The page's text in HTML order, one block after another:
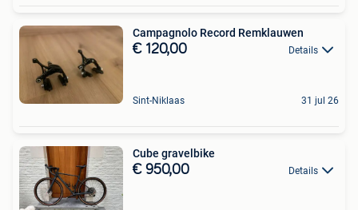
Campagnolo Record Remklauwen
€ 120,00 Details
Sint-Niklaas 31 jul 26
Cube gravelbike
€ 950,00 Details